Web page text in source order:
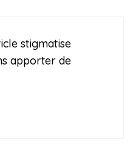
stigmatise
apporter de